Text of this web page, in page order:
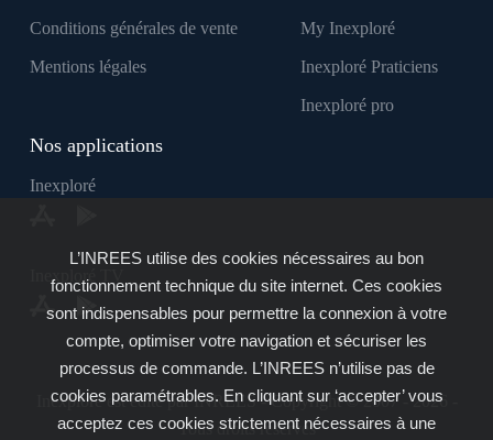
Conditions générales de vente
Mentions légales
My Inexploré
Inexploré Praticiens
Inexploré pro
Nos applications
Inexploré
Inexploré TV
Inexploré est édité par INREES - Copyright © 2007 - 2026 -
Tous droits réservés
L’INREES utilise des cookies nécessaires au bon
fonctionnement technique du site internet. Ces cookies
sont indispensables pour permettre la connexion à votre
compte, optimiser votre navigation et sécuriser les
processus de commande. L’INREES n’utilise pas de
cookies paramétrables. En cliquant sur ‘accepter’ vous
acceptez ces cookies strictement nécessaires à une